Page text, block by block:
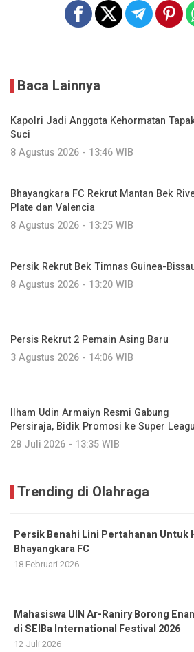
Baca Lainnya
Kapolri Jadi Anggota Kehormatan
Suci
8 Agustus 2026 - 13:46 WIB
Bhayangkara FC Rekrut Mantan Bek
Plate dan Valencia
8 Agustus 2026 - 13:25 WIB
Persik Rekrut Bek Timnas Guinea-
8 Agustus 2026 - 13:20 WIB
Persis Rekrut 2 Pemain Asing Baru
3 Agustus 2026 - 14:06 WIB
Ilham Udin Armaiyn Resmi Gabung
Persiraja, Bidik Promosi ke Super
28 Juli 2026 - 13:35 WIB
Trending di Olahraga
Persik Benahi Lini Pertahanan Untuk
Bhayangkara FC
18 Februari 2026
Mahasiswa UIN Ar-Raniry Borong
di SEIBa International Festival 2026
12 Juli 2026